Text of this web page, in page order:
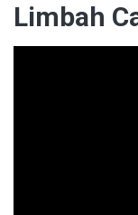
Limbah